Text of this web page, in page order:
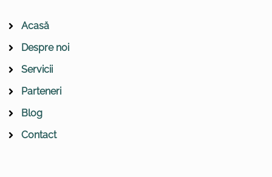
o
k
n
Acasă
Despre noi
Servicii
Parteneri
Blog
Contact